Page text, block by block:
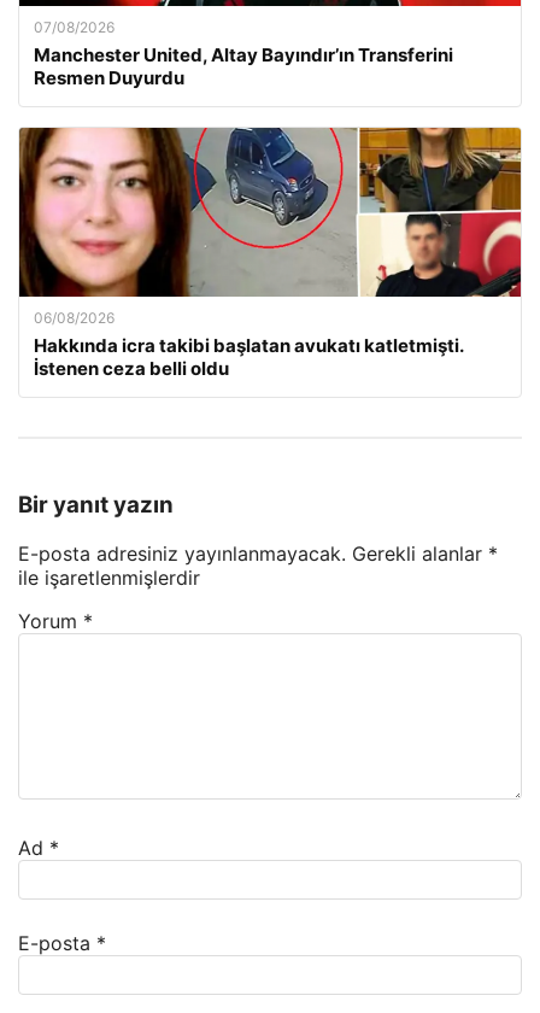
07/08/2026
Manchester United, Altay Bayındır’ın Transferini
Resmen Duyurdu
06/08/2026
Hakkında icra takibi başlatan avukatı katletmişti.
İstenen ceza belli oldu
Bir yanıt yazın
E-posta adresiniz yayınlanmayacak. Gerekli alanlar *
ile işaretlenmişlerdir
Yorum *
Ad *
E-posta *